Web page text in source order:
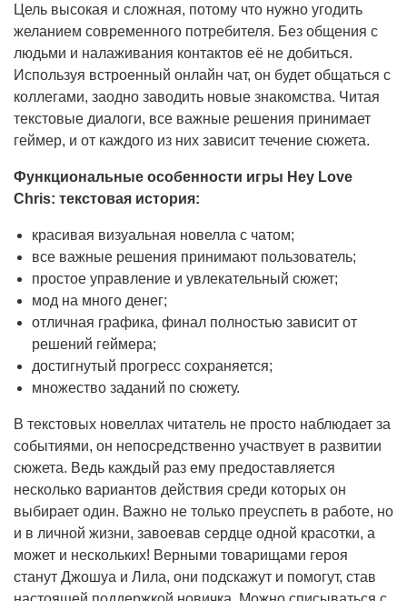
Цель высокая и сложная, потому что нужно угодить
желанием современного потребителя. Без общения с
людьми и налаживания контактов её не добиться.
Используя встроенный онлайн чат, он будет общаться с
коллегами, заодно заводить новые знакомства. Читая
текстовые диалоги, все важные решения принимает
геймер, и от каждого из них зависит течение сюжета.
Функциональные особенности игры Hey Love
Chris: текстовая история:
красивая визуальная новелла с чатом;
все важные решения принимают пользователь;
простое управление и увлекательный сюжет;
мод на много денег;
отличная графика, финал полностью зависит от
решений геймера;
достигнутый прогресс сохраняется;
множество заданий по сюжету.
В текстовых новеллах читатель не просто наблюдает за
событиями, он непосредственно участвует в развитии
сюжета. Ведь каждый раз ему предоставляется
несколько вариантов действия среди которых он
выбирает один. Важно не только преуспеть в работе, но
и в личной жизни, завоевав сердце одной красотки, а
может и нескольких! Верными товарищами героя
станут Джошуа и Лила, они подскажут и помогут, став